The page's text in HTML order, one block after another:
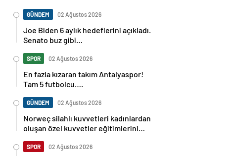
GÜNDEM 02 Ağustos 2026
Joe Biden 6 aylık hedeflerini açıkladı.
Senato buz gibi…
SPOR 02 Ağustos 2026
En fazla kızaran takım Antalyaspor!
Tam 5 futbolcu….
GÜNDEM 02 Ağustos 2026
Norweç silahlı kuvvetleri kadınlardan
oluşan özel kuvvetler eğitimlerini
SPOR 02 Ağustos 2026